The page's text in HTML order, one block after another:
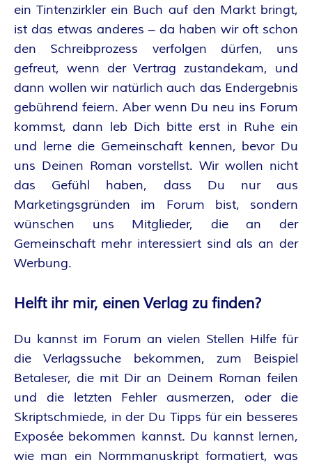
ein Tintenzirkler ein Buch auf den Markt bringt,
ist das etwas anderes – da haben wir oft schon
den Schreibprozess verfolgen dürfen, uns
gefreut, wenn der Vertrag zustandekam, und
dann wollen wir natürlich auch das Endergebnis
gebührend feiern. Aber wenn Du neu ins Forum
kommst, dann leb Dich bitte erst in Ruhe ein
und lerne die Gemeinschaft kennen, bevor Du
uns Deinen Roman vorstellst. Wir wollen nicht
das Gefühl haben, dass Du nur aus
Marketingsgründen im Forum bist, sondern
wünschen uns Mitglieder, die an der
Gemeinschaft mehr interessiert sind als an der
Werbung.
Helft ihr mir, einen Verlag zu finden?
Du kannst im Forum an vielen Stellen Hilfe für
die Verlagssuche bekommen, zum Beispiel
Betaleser, die mit Dir an Deinem Roman feilen
und die letzten Fehler ausmerzen, oder die
Skriptschmiede, in der Du Tipps für ein besseres
Exposée bekommen kannst. Du kannst lernen,
wie man ein Normmanuskript formatiert, was